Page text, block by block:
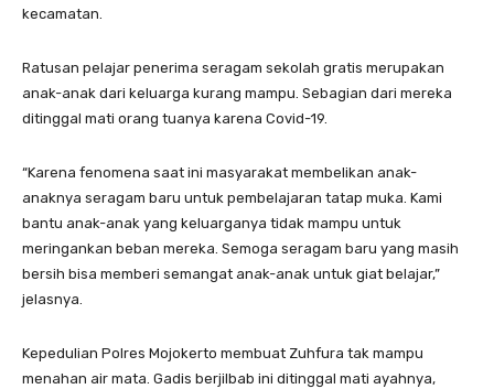
kecamatan.
Ratusan pelajar penerima seragam sekolah gratis merupakan
anak-anak dari keluarga kurang mampu. Sebagian dari mereka
ditinggal mati orang tuanya karena Covid-19.
“Karena fenomena saat ini masyarakat membelikan anak-
anaknya seragam baru untuk pembelajaran tatap muka. Kami
bantu anak-anak yang keluarganya tidak mampu untuk
meringankan beban mereka. Semoga seragam baru yang masih
bersih bisa memberi semangat anak-anak untuk giat belajar,”
jelasnya.
Kepedulian Polres Mojokerto membuat Zuhfura tak mampu
menahan air mata. Gadis berjilbab ini ditinggal mati ayahnya,